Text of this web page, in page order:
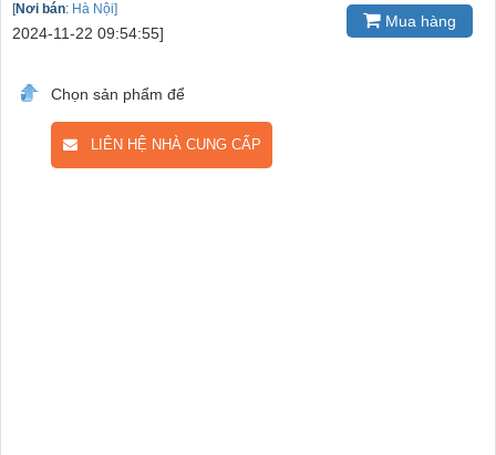
[Nơi bán: Hà Nội]
2024-11-22 09:54:55]
Mua hàng
Chọn sản phẩm để
LIÊN HỆ NHÀ CUNG CẤP